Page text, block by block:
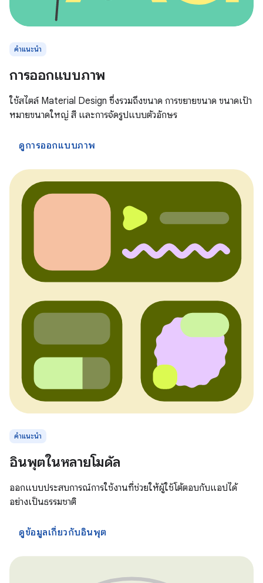
คำแนะนำ
การออกแบบภาพ
ใช้สไตล์ Material Design ซึ่งรวมถึงขนาด การขยายขนาด ขนาดเป้า
หมายขนาดใหญ่ สี และการจัดรูปแบบตัวอักษร
ดูการออกแบบภาพ
คำแนะนำ
อินพุตในหลายโมดัล
ออกแบบประสบการณ์การใช้งานที่ช่วยให้ผู้ใช้โต้ตอบกับแอปได้
อย่างเป็นธรรมชาติ
ดูข้อมูลเกี่ยวกับอินพุต